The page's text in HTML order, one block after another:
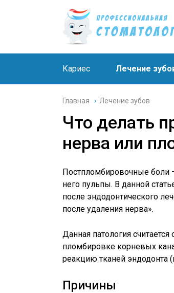
Кариес Лечение
Главная › Лечение зубов
Что делать
нерва или
Постпломбировочные боли
него пульпы. В данной
после эндодонтического
после удаления нерва».
Данная патология
пломбировке корневых
реакцию тканей эндодонта
Причины